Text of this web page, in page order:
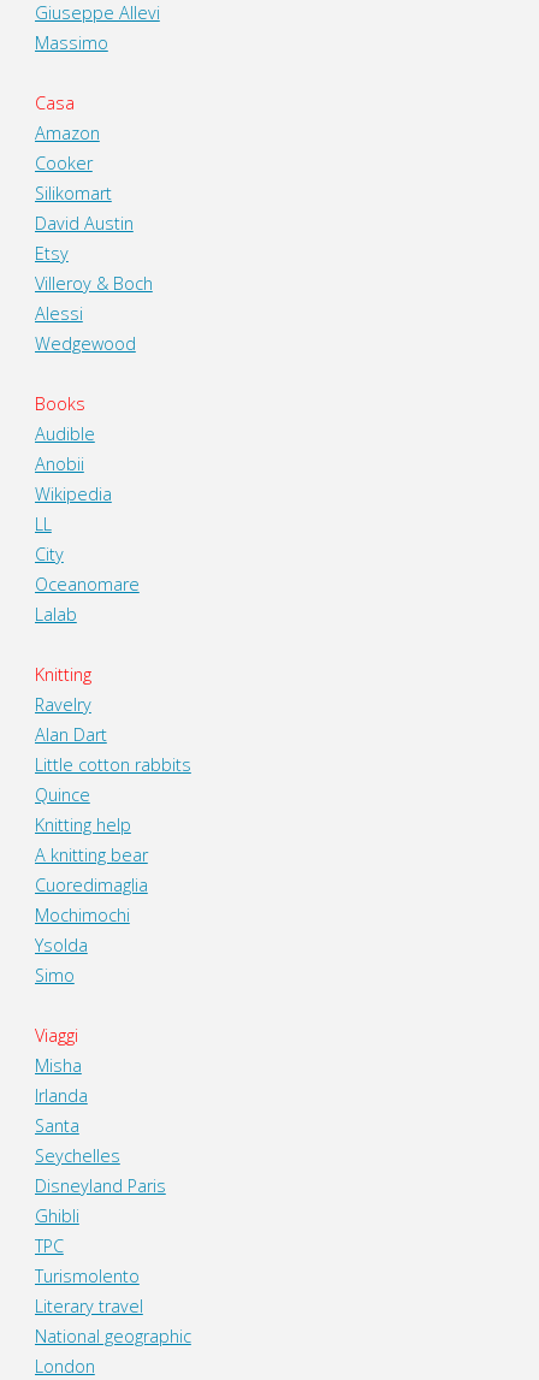
Giuseppe Allevi
Massimo
Casa
Amazon
Cooker
Silikomart
David Austin
Etsy
Villeroy & Boch
Alessi
Wedgewood
Books
Audible
Anobii
Wikipedia
LL
City
Oceanomare
Lalab
Knitting
Ravelry
Alan Dart
Little cotton rabbits
Quince
Knitting help
A knitting bear
Cuoredimaglia
Mochimochi
Ysolda
Simo
Viaggi
Misha
Irlanda
Santa
Seychelles
Disneyland Paris
Ghibli
TPC
Turismolento
Literary travel
National geographic
London